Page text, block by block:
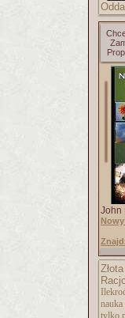
John
nauka
tylko